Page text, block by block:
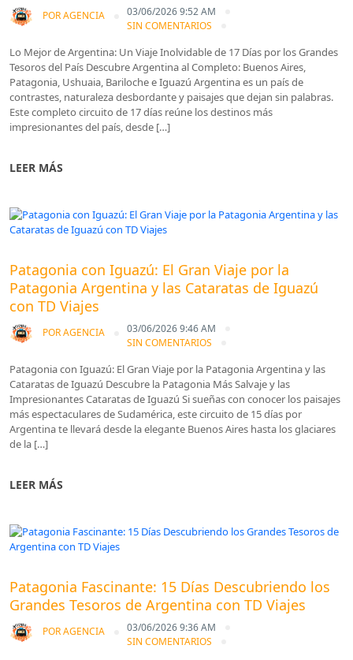
PORAGENCIA
03/06/2026 9:52 AM
SIN COMENTARIOS
Lo Mejor de Argentina: Un Viaje Inolvidable de 17 Días por los Grandes
Tesoros del País Descubre Argentina al Completo: Buenos Aires,
Patagonia, Ushuaia, Bariloche e Iguazú Argentina es un país de
contrastes, naturaleza desbordante y paisajes que dejan sin palabras.
Este completo circuito de 17 días reúne los destinos más
impresionantes del país, desde […]
LEER MÁS
Patagonia con Iguazú: El Gran Viaje por la
Patagonia Argentina y las Cataratas de Iguazú
con TD Viajes
PORAGENCIA
03/06/2026 9:46 AM
SIN COMENTARIOS
Patagonia con Iguazú: El Gran Viaje por la Patagonia Argentina y las
Cataratas de Iguazú Descubre la Patagonia Más Salvaje y las
Impresionantes Cataratas de Iguazú Si sueñas con conocer los paisajes
más espectaculares de Sudamérica, este circuito de 15 días por
Argentina te llevará desde la elegante Buenos Aires hasta los glaciares
de la […]
LEER MÁS
Patagonia Fascinante: 15 Días Descubriendo los
Grandes Tesoros de Argentina con TD Viajes
PORAGENCIA
03/06/2026 9:36 AM
SIN COMENTARIOS